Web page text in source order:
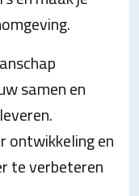
samen en
ontwikkeling en
te verbeteren